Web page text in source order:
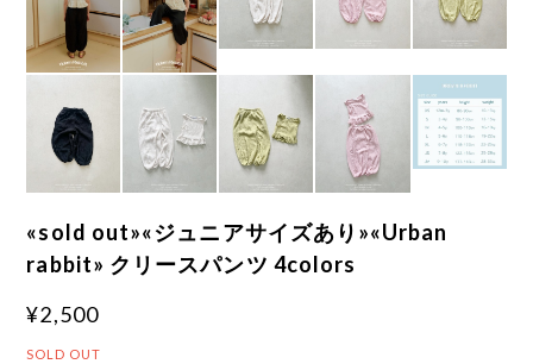
«sold out»«ジュニアサイズあり»«Urban
rabbit» クリースパンツ 4colors
¥2,500
SOLD OUT